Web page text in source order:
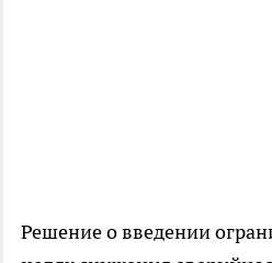
Решение о введении